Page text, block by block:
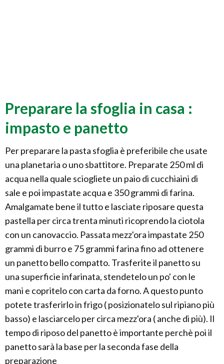
Preparare la sfoglia in casa :
impasto e panetto
Per preparare la pasta sfoglia è preferibile che usate
una planetaria o uno sbattitore. Preparate 250 ml di
acqua nella quale sciogliete un paio di cucchiaini di
sale e poi impastate acqua e 350 grammi di farina.
Amalgamate bene il tutto e lasciate riposare questa
pastella per circa trenta minuti ricoprendo la ciotola
con un canovaccio. Passata mezz'ora impastate 250
grammi di burro e 75 grammi farina fino ad ottenere
un panetto bello compatto. Trasferite il panetto su
una superficie infarinata, stendetelo un po' con le
mani e copritelo con carta da forno. A questo punto
potete trasferirlo in frigo ( posizionatelo sul ripiano più
basso) e lasciarcelo per circa mezz'ora ( anche di più). Il
tempo di riposo del panetto è importante perchè poi il
panetto sarà la base per la seconda fase della
preparazione